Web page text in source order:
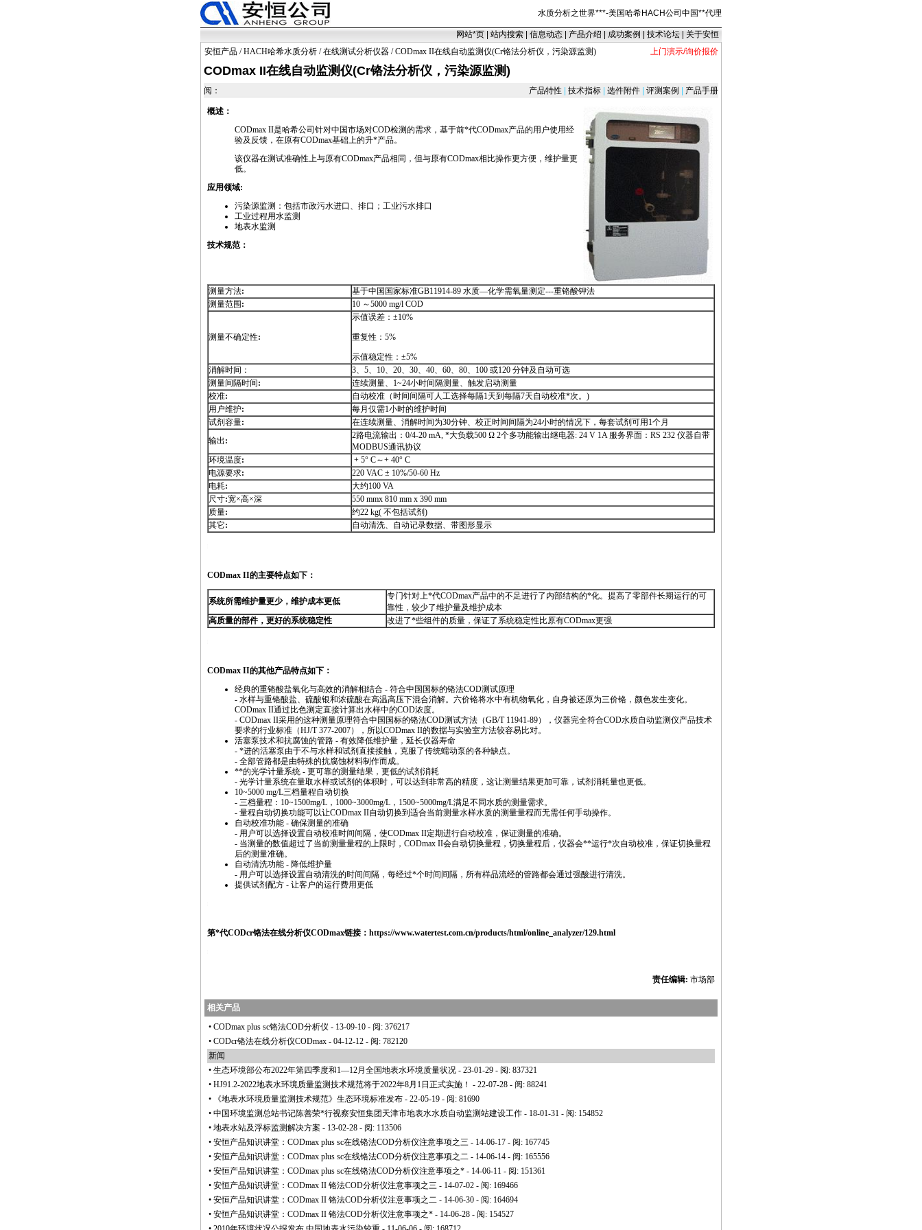
水质分析之世界***-美国哈希HACH公司中国**代理
网站*页 站内搜索 信息动态 产品介绍 成功案例 技术论坛
关于安恒
安恒产品 /HACH哈希水质分析 /在线测试分析仪器 / CODmax II在线自动监测仪(Cr铬法分析仪，污染源监测) 上门演示/询价报价
CODmax II在线自动监测仪(Cr铬法分析仪，污染源监测)
阅： 产品特性 技术指标 选件附件 评测案例 产品手册
概述：
CODmax II是哈希公司针对中国市场对COD检测的需求，基于前*代CODmax产品的用户使用经
验及反馈，在原有CODmax基础上的升*产品。
该仪器在测试准确性上与原有CODmax产品相同，但与原有CODmax相比操作更方便，维护量更
低。
应用领域:
污染源监测：包括市政污水进口、排口；工业污水排口
工业过程用水监测
地表水监测
技术规范：
测量方法:
基于中国国家标准GB11914-89 水质—化学需氧量测定---重铬酸钾法
测量范围 : 10 ～5000 mg/l COD
测量不确定性:
示值误差：±10%
重复性：5%
示值稳定性：±5%
消解时间：
3、5、10、20、30、40、60、80、100 或120 分钟及自动可选
测量间隔时间:
连续测量、1~24小时间隔测量、触发启动测量
校准: 自动校准（时间间隔可人工选择每隔1天到每隔7天自动校准*次。)
用户维护:
每月仅需1小时的维护时间
试剂容量:
在连续测量、消解时间为30分钟、校正时间间隔为24小时的情况下，每套试剂可用1个月
输出:
2路电流输出：0/4-20 mA, *大负载500 Ω 2个多功能输出继电器: 24 V 1A 服务界面：RS 232 仪器自带
MODBUS通讯协议
环境温度:
+ 5° C～+ 40° C
电源要求:
220 VAC ± 10%/50-60 Hz
电耗:
大约100 VA
尺寸:宽×高×深
550 mmx 810 mm x 390 mm
质量:
约22 kg( 不包括试剂)
其它: 自动清洗、自动记录数据、带图形显示
CODmax II的主要特点如下：
系统所需维护量更少，维护成本更低
专门针对上*代CODmax产品中的不足进行了内部结构的*化。提高了零部件长期运行的可
靠性，较少了维护量及维护成本
高质量的部件，更好的系统稳定性
改进了*些组件的质量，保证了系统稳定性比原有CODmax更强
CODmax II的其他产品特点如下：
经典的重铬酸盐氧化与高效的消解相结合 - 符合中国国标的铬法COD测试原理
- 水样与重铬酸盐、硫酸银和浓硫酸在高温高压下混合消解。六价铬将水中有机物氧化，自身被还原为三价铬，颜色发生变化。
CODmax II通过比色测定直接计算出水样中的COD浓度。
- CODmax II采用的这种测量原理符合中国国标的铬法COD测试方法（GB/T 11941-89），仪器完全符合COD水质自动监测仪产品技术
要求的行业标准（HJ/T 377-2007），所以CODmax II的数据与实验室方法较容易比对。
活塞泵技术和抗腐蚀的管路 - 有效降低维护量，延长仪器寿命
- *进的活塞泵由于不与水样和试剂直接接触，克服了传统蠕动泵的各种缺点。
- 全部管路都是由特殊的抗腐蚀材料制作而成。
**的光学计量系统 - 更可靠的测量结果，更低的试剂消耗
- 光学计量系统在量取水样或试剂的体积时，可以达到非常高的精度，这让测量结果更加可靠，试剂消耗量也更低。
10~5000 mg/L三档量程自动切换
- 三档量程：10~1500mg/L，1000~3000mg/L，1500~5000mg/L满足不同水质的测量需求。
- 量程自动切换功能可以让CODmax II自动切换到适合当前测量水样水质的测量量程而无需任何手动操作。
自动校准功能 - 确保测量的准确
- 用户可以选择设置自动校准时间间隔，使CODmax II定期进行自动校准，保证测量的准确。
- 当测量的数值超过了当前测量量程的上限时， CODmax II会自动切换量程，切换量程后，仪器会**运行*次自动校准，保证切换量程
后的测量准确。
自动清洗功能 - 降低维护量
- 用户可以选择设置自动清洗的时间间隔，每经过*个时间间隔，所有样品流经的管路都会通过强酸进行清洗。
提供试剂配方 - 让客户的运行费用更低
第*代CODcr铬法在线分析仪CODmax链接： https://www.watertest.com.cn/products/html/online_analyzer/129.html
责任编辑: 市场部
相关产品
• CODmax plus sc铬法COD分析仪 - 13-09-10 - 阅: 376217
• CODcr铬法在线分析仪CODmax - 04-12-12 - 阅: 782120
新闻
• 生态环境部公布2022年第四季度和1—12月全国地表水环境质量状况 - 23-01-29 - 阅: 837321
• HJ91.2-2022地表水环境质量监测技术规范将于2022年8月1日正式实施！ - 22-07-28 - 阅: 88241
•
《地表水环境质量监测技术规范》生态环境标准发布 - 22-05-19 - 阅: 81690
• 中国环境监测总站书记陈善荣*行视察安恒集团天津市地表水水质自动监测站建设工作 - 18-01-31 - 阅: 154852
• 地表水站及浮标监测解决方案 - 13-02-28 - 阅: 113506
• 安恒产品知识讲堂：CODmax plus sc在线铬法COD分析仪注意事项之三 - 14-06-17 - 阅: 167745
• 安恒产品知识讲堂：CODmax plus sc在线铬法COD分析仪注意事项之二 - 14-06-14 - 阅: 165556
• 安恒产品知识讲堂：CODmax plus sc在线铬法COD分析仪注意事项之* - 14-06-11 - 阅: 151361
• 安恒产品知识讲堂：CODmax II 铬法COD分析仪注意事项之三 - 14-07-02 - 阅: 169466
• 安恒产品知识讲堂：CODmax II 铬法COD分析仪注意事项之二 - 14-06-30 - 阅: 164694
• 安恒产品知识讲堂：CODmax II 铬法COD分析仪注意事项之* - 14-06-28 - 阅: 154527